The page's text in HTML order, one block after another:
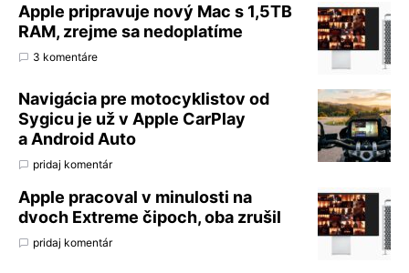
Apple pripravuje nový Mac s 1,5TB
RAM, zrejme sa nedoplatíme
3 komentáre
Navigácia pre motocyklistov od
Sygicu je už v Apple CarPlay
a Android Auto
pridaj komentár
Apple pracoval v minulosti na
dvoch Extreme čipoch, oba zrušil
pridaj komentár